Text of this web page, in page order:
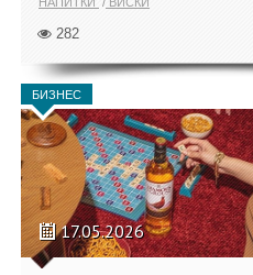
282
БИЗНЕС
17.05.2026